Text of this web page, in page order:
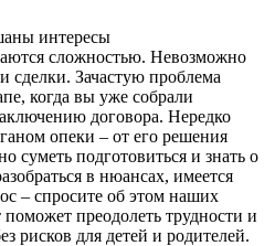
интересы
сложностью. Невозможно
сделки. Зачастую проблема
когда вы уже собрали
договора. Нередко
опеки – от его решения
суметь подготовиться и знать о
в нюансах, имеется
– спросите об этом наших
преодолеть трудности и
рисков для детей и родителей.